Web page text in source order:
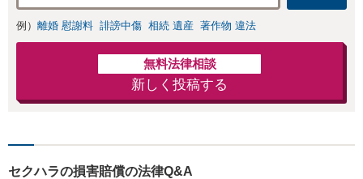
例） 離婚 慰謝料 誹謗中傷 相続 遺産 著作物 違法
無料法律相談
新しく投稿する
セクハラの損害賠償の法律Q&A